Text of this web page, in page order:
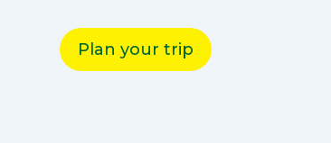
Plan your trip